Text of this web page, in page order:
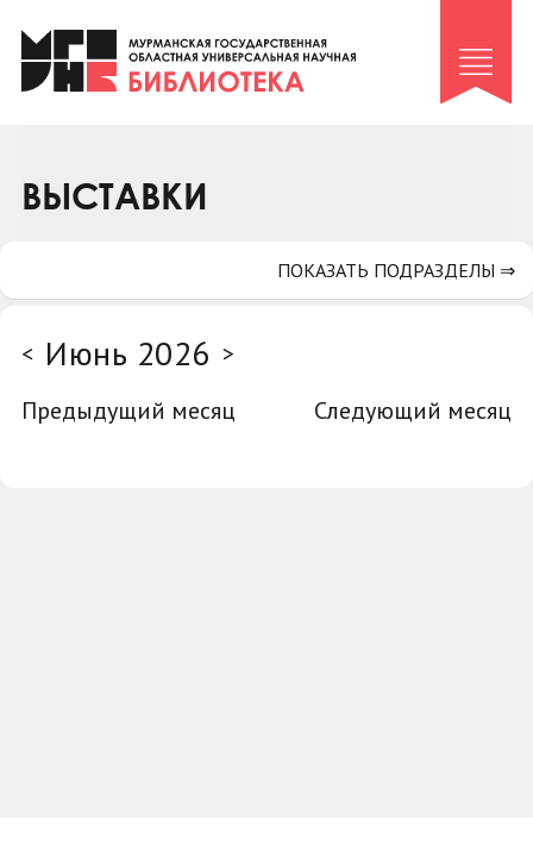
Клуб «Гиря и сельдерей»
Клуб «Семейный архив»
Коллегам
ВЫСТАВКИ
< Июнь 2026 >
Предыдущий месяц
Следующий месяц
ПОКАЗАТЬ ПОДРАЗДЕЛЫ ⇒